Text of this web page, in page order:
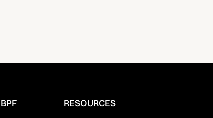
BPF
RESOURCES